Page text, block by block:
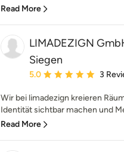
Read More
LIMADEZIGN
Siegen
Average rating: 5 out of 5
5.0 3
Wir bei limadezign kreieren
Identität sichtbar machen und
Read More